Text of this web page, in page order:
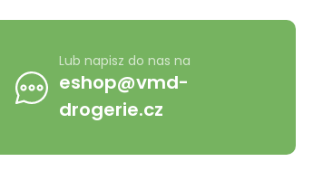
Lub napisz do nas na
eshop@vmd-
drogerie.cz